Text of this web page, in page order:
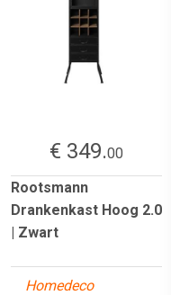
€ 349.00
Rootsmann
Drankenkast Hoog 2.0
| Zwart
Homedeco